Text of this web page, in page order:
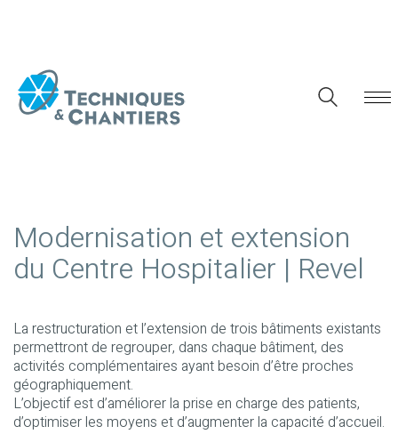
Modernisation et extension
du Centre Hospitalier | Revel
La restructuration et l’extension de trois bâtiments existants
permettront de regrouper, dans chaque bâtiment, des
activités complémentaires ayant besoin d’être proches
géographiquement.
L’objectif est d’améliorer la prise en charge des patients,
d’optimiser les moyens et d’augmenter la capacité d’accueil.